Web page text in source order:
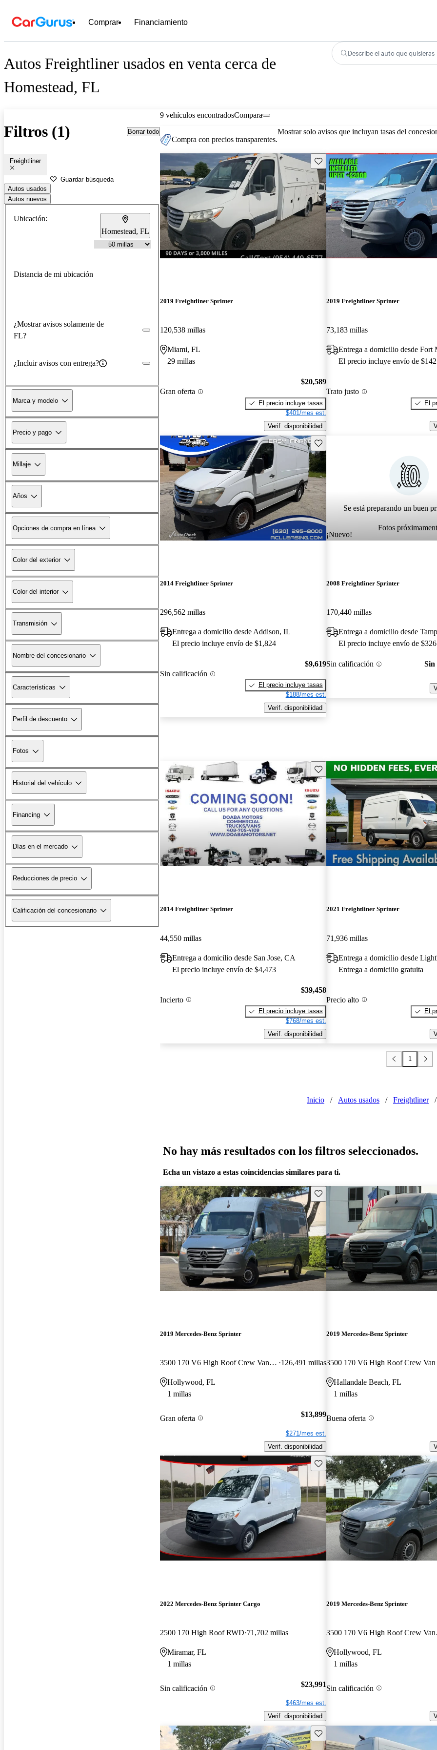
Comprar Financiamiento
Autos Freightliner usados en venta cerca de
Homestead, FL
Describe el auto que quisieras
Filtros (1) Borrar todo
Freightliner
Guardar búsqueda
Autos usados
Autos nuevos
Ubicación:
Homestead, FL
Distancia de mi ubicación
¿Mostrar avisos solamente de
FL?
¿Incluir avisos con entrega?
Marca y modelo
Precio y pago
Millaje
Años
Opciones de compra en línea
Color del exterior
Color del interior
Transmisión
Nombre del concesionario
Características
Perfil de descuento
Fotos
Historial del vehículo
Financing
Días en el mercado
Reducciones de precio
Calificación del concesionario
9 vehículos encontradosCompara
Compra con precios transparentes.
Mostrar solo avisos que incluyan tasas del
Guarda este Aviso
2019 Freightliner Sprinter
120,538 millas
Miami, FL
29 millas
Gran oferta
$20,589
El precio incluye tasas
$401/mes est.
Verif. disponibilidad
2019 Freightliner Sprinter
73,183 millas
Entrega a domicilio desde Fort
El precio incluye envío de $142
Trato justo
El
Guarda este Aviso
2014 Freightliner Sprinter
296,562 millas
Entrega a domicilio desde Addison, IL
El precio incluye envío de $1,824
Sin calificación
$9,619
El precio incluye tasas
$188/mes est.
Verif. disponibilidad
Se está preparando un buen
Fotos
¡Nuevo!
2008 Freightliner Sprinter
170,440 millas
Entrega a domicilio desde
El precio incluye envío de $326
Sin calificación Sin
Guarda este Aviso
2014 Freightliner Sprinter
44,550 millas
Entrega a domicilio desde San Jose, CA
El precio incluye envío de $4,473
Incierto
$39,458
El precio incluye tasas
$768/mes est.
Verif. disponibilidad
2021 Freightliner Sprinter
71,936 millas
Entrega a domicilio desde
Entrega a domicilio gratuita
Precio alto
El
1
Inicio / Autos usados / Freightliner /
No hay más resultados con los filtros seleccionados.
Echa un vistazo a estas coincidencias similares para ti.
Guarda este Aviso
2019 Mercedes-Benz Sprinter
3500 170 V6 High Roof Crew Van RWD 126,491 millas
Hollywood, FL
1 millas
Gran oferta $13,899
$271/mes est.
Verif. disponibilidad
2019 Mercedes-Benz Sprinter
Hallandale Beach, FL
1 millas
Buena oferta
Guarda este Aviso
2022 Mercedes-Benz Sprinter Cargo
2500 170 High Roof RWD 71,702 millas
Miramar, FL
1 millas
Sin calificación $23,991
$463/mes est.
Verif. disponibilidad
2019 Mercedes-Benz Sprinter
Hollywood, FL
1 millas
Sin calificación
Guarda este Aviso